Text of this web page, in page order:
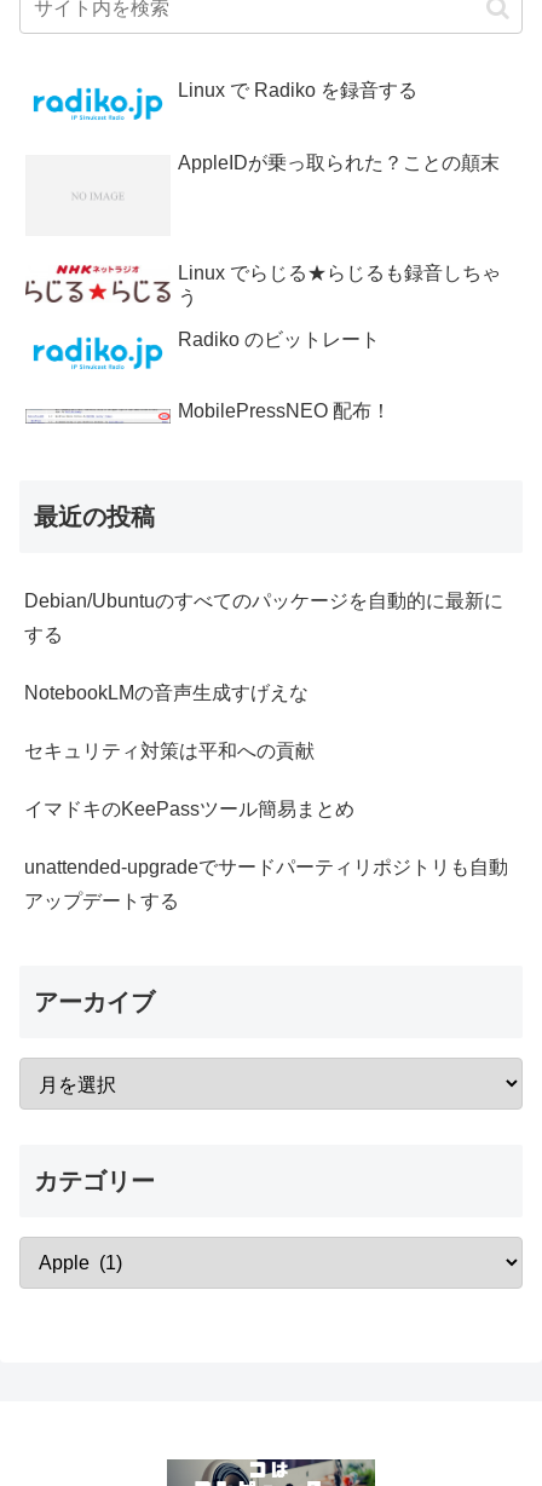
Linux で Radiko を録音する
AppleIDが乗っ取られた？ことの顛末
Linux でらじる★らじるも録音しちゃ
う
Radiko のビットレート
MobilePressNEO 配布！
最近の投稿
Debian/Ubuntuのすべてのパッケージを自動的に最新に
する
NotebookLMの音声生成すげえな
セキュリティ対策は平和への貢献
イマドキのKeePassツール簡易まとめ
unattended-upgradeでサードパーティリポジトリも自動
アップデートする
アーカイブ
カテゴリー